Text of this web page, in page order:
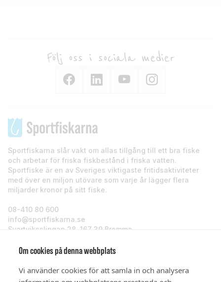
Om cookies på denna webbplats
Vi använder cookies för att samla in och analysera
Följ oss i sociala medier
Sportfiskarna slår vakt om allas tillgång till ett bra fiske
och arbetar för friska fiskbestånd i friska vatten.
Sportfiske är en av Sveriges viktigaste fritidsaktiviteter
med över en miljon utövare som varje år lägger flera
miljarder kronor på sitt fiske.
08-410 80 600
info@sportfiskarna.se
Svartviksslingan 28, 167 39 Bromma
Sportfiskarna
Om oss